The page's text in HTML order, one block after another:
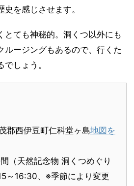
を感じさせます。
とても神秘的。洞くつ以外にも
ルージングもあるので、行くた
しょう。
郡西伊豆町仁科堂ヶ島地図を
（天然記念物 洞くつめぐり
～16:30、※季節により変更